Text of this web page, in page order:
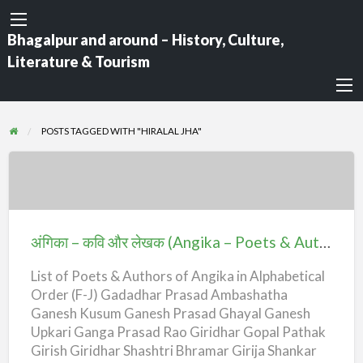
Bhagalpur and around – History, Culture,
Literature & Tourism
POSTS TAGGED WITH "HIRALAL JHA"
–
लेखक
(Angika
Poets
अंगिका – कवि और लेखक (Angika – Poets & Authors) – F-J
List of Poets & Authors of Angika in Alphabetical
Order (F-J) Gadadhar Prasad Ambashatha
Ganesh Kusum Ganesh Prasad Ghayal Ganesh
Upkari Ganga Prasad Rao Giridhar Gopal Pathak
Girish Giridhar Shashtri Bhramar Girija Shankar